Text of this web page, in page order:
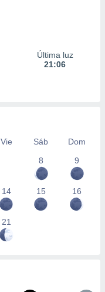
Última luz
21:06
Vie Sáb
Dom
8
9
14 15 16
21